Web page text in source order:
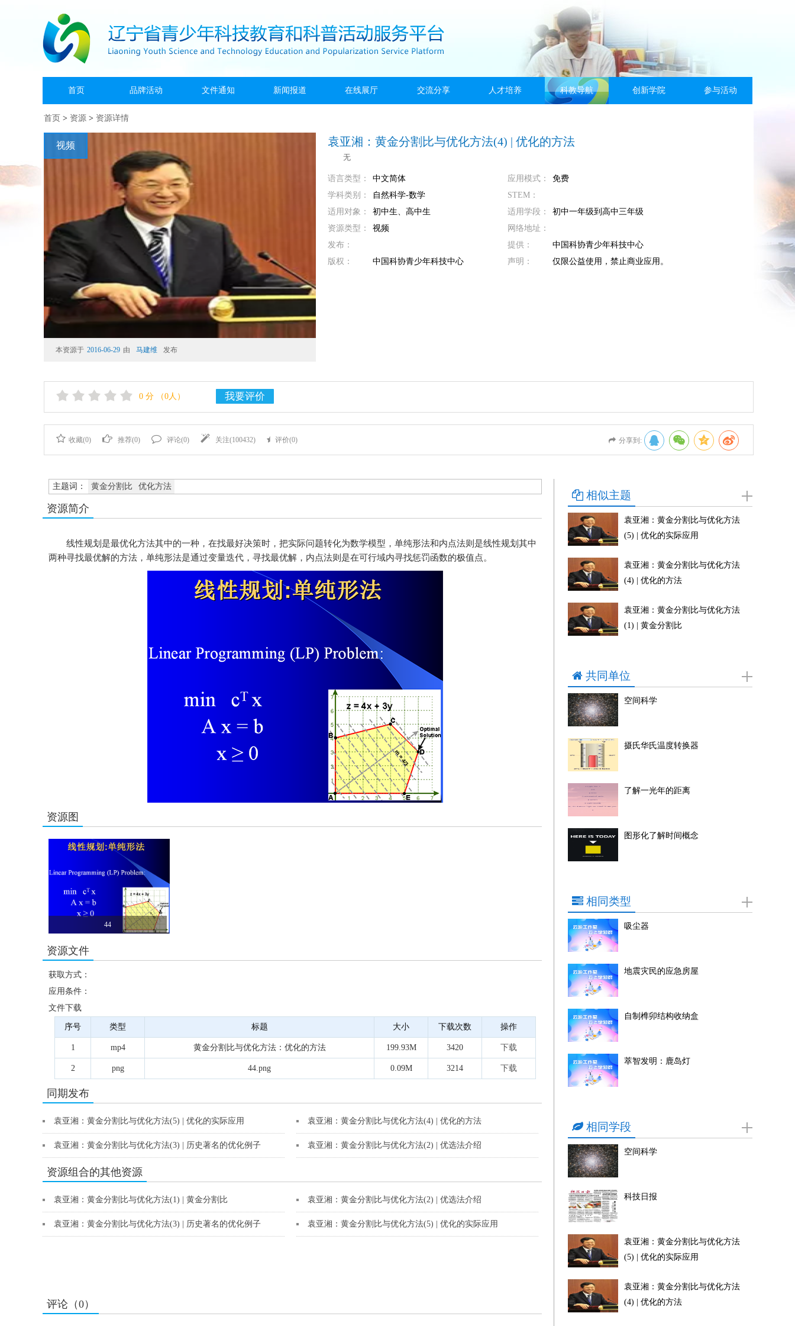
首页 品牌活动 文件通知 新闻报道 在线展厅 交流分享 人才培养 科教导航 创新学院 参与活动
首页 > 资源 > 资源详情
本资源于 2016-06-29 由 马建维 发布
视频 袁亚湘：黄金分割比与优化方法(4) | 优化的方法
无
语言类型： 中文简体 应用模式：
免费
学科类别：
自然科学-数学
STEM：
适用对象：
初中生、高中生 适用学段：
初中一年级到高中三年级
资源类型：
视频
网络地址：
发布：
提供：
中国科协青少年科技中心
版权：
中国科协青少年科技中心 声明： 仅限公益使用，禁止商业应用。
0 分 （0人） 我要评价
收藏(0) 推荐(0) 评论(0) 关注(100432) 评价(0) 分享到:
主题词： 黄金分割比 优化方法
资源简介
线性规划是最优化方法其中的一种，在找最好决策时，把实际问题转化为数学模型，单纯形法和内点法则是线性规划其中
两种寻找最优解的方法，单纯形法是通过变量迭代，寻找最优解，内点法则是在可行域内寻找惩罚函数的极值点。
资源图
44
资源文件
获取方式：
应用条件：
文件下载
序号 类型 标题 大小 下载次数 操作
1 mp4 黄金分割比与优化方法：优化的方法 199.93M 3420 下载
2 png 44.png 0.09M 3214 下载
同期发布
袁亚湘：黄金分割比与优化方法(5) | 优化的实际应用 袁亚湘：黄金分割比与优化方法(4) | 优化的方法
袁亚湘：黄金分割比与优化方法(3) | 历史著名的优化例子 袁亚湘：黄金分割比与优化方法(2) | 优选法介绍
资源组合的其他资源
袁亚湘：黄金分割比与优化方法(1) | 黄金分割比 袁亚湘：黄金分割比与优化方法(2) | 优选法介绍
袁亚湘：黄金分割比与优化方法(3) | 历史著名的优化例子 袁亚湘：黄金分割比与优化方法(5) | 优化的实际应用
评论（0）
相似主题
袁亚湘：黄金分割比与优化方法
(5) | 优化的实际应用
袁亚湘：黄金分割比与优化方法
(4) | 优化的方法
袁亚湘：黄金分割比与优化方法
(1) | 黄金分割比
共同单位
空间科学
摄氏华氏温度转换器
了解一光年的距离
图形化了解时间概念
相同类型
吸尘器
地震灾民的应急房屋
自制榫卯结构收纳盒
萃智发明：鹿岛灯
相同学段
空间科学
科技日报
袁亚湘：黄金分割比与优化方法
(5) | 优化的实际应用
袁亚湘：黄金分割比与优化方法
(4) | 优化的方法